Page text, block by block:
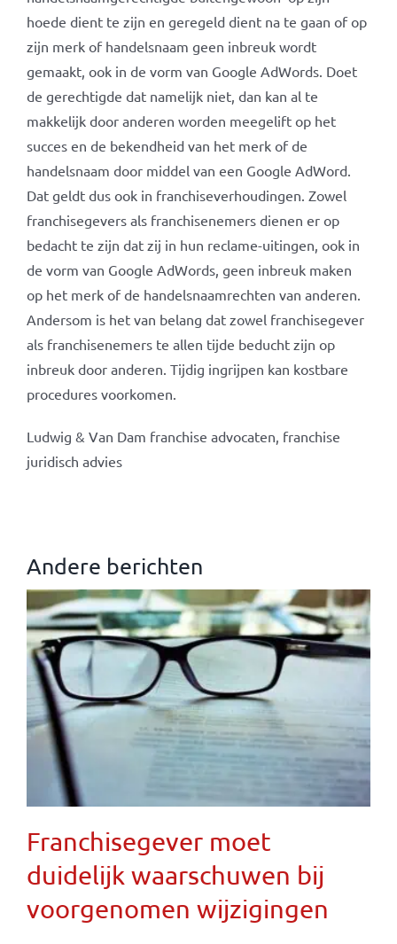
hoede dient te zijn en geregeld dient na te gaan of op
zijn merk of handelsnaam geen inbreuk wordt
gemaakt, ook in de vorm van Google AdWords. Doet
de gerechtigde dat namelijk niet, dan kan al te
makkelijk door anderen worden meegelift op het
succes en de bekendheid van het merk of de
handelsnaam door middel van een Google AdWord.
Dat geldt dus ook in franchiseverhoudingen. Zowel
franchisegevers als franchisenemers dienen er op
bedacht te zijn dat zij in hun reclame-uitingen, ook in
de vorm van Google AdWords, geen inbreuk maken
op het merk of de handelsnaamrechten van anderen.
Andersom is het van belang dat zowel franchisegever
als franchisenemers te allen tijde beducht zijn op
inbreuk door anderen. Tijdig ingrijpen kan kostbare
procedures voorkomen.
Ludwig & Van Dam franchise advocaten, franchise
juridisch advies
Andere berichten
Franchisegever moet
duidelijk waarschuwen bij
voorgenomen wijzigingen